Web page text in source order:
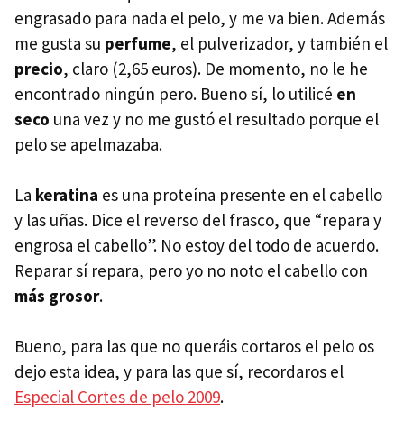
engrasado para nada el pelo, y me va bien. Además
me gusta su perfume, el pulverizador, y también el
precio, claro (2,65 euros). De momento, no le he
encontrado ningún pero. Bueno sí, lo utilicé en
seco una vez y no me gustó el resultado porque el
pelo se apelmazaba.
La keratina es una proteína presente en el cabello
y las uñas. Dice el reverso del frasco, que “repara y
engrosa el cabello”. No estoy del todo de acuerdo.
Reparar sí repara, pero yo no noto el cabello con
más grosor.
Bueno, para las que no queráis cortaros el pelo os
dejo esta idea, y para las que sí, recordaros el
Especial Cortes de pelo 2009.